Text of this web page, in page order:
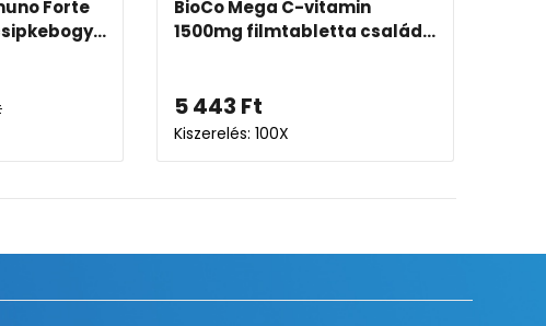
Forte
BioCo Mega C-vitamin
1500mg filmtabletta család...
5 443 Ft
Kiszerelés: 100X